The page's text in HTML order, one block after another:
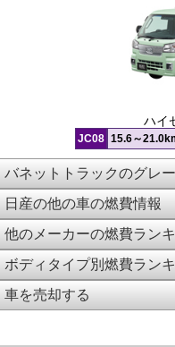
ハイ
JC08 15.6～
バネットトラックのグレ
日産の他の車の燃費情報
他のメーカーの燃費ラン
ボディタイプ別燃費ラン
車を売却する